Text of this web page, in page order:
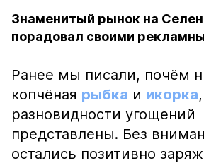
Знаменитый рынок на
порадовал своими
Ранее мы писали, почём
копчёная рыбка и икорка
разновидности угощений
представлены. Без
остались позитивно